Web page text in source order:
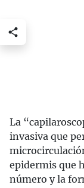
La
invasiva que
epidermis que
número y la